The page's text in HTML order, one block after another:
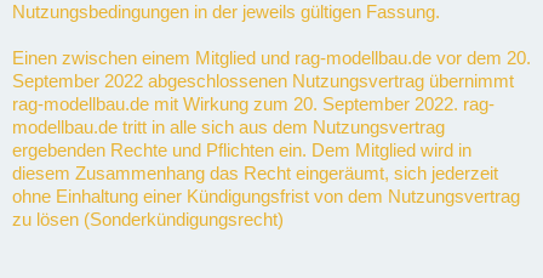
Nutzungsbedingungen in der jeweils gültigen Fassung.
Einen zwischen einem Mitglied und rag-modellbau.de vor dem 20.
September 2022 abgeschlossenen Nutzungsvertrag übernimmt
rag-modellbau.de mit Wirkung zum 20. September 2022. rag-
modellbau.de tritt in alle sich aus dem Nutzungsvertrag
ergebenden Rechte und Pflichten ein. Dem Mitglied wird in
diesem Zusammenhang das Recht eingeräumt, sich jederzeit
ohne Einhaltung einer Kündigungsfrist von dem Nutzungsvertrag
zu lösen (Sonderkündigungsrecht)